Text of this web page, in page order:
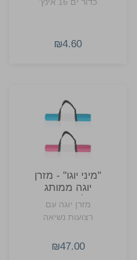
₪4.60
"מיני יוגו" - מזרן
יוגה ממותג
להדפסת
סובלימציה
מזרן יוגה עם
רצועות נשיאה
₪47.00